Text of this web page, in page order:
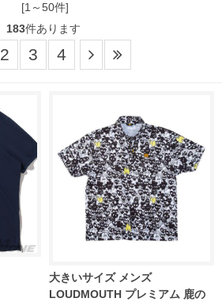
[1～50件]
183件あります
2 3 4
大きいサイズ メンズ
LOUDMOUTH プレミアム 鹿の